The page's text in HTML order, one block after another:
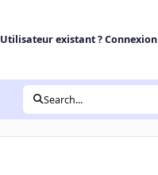
Utilisateur existant ? Connexion
Search...